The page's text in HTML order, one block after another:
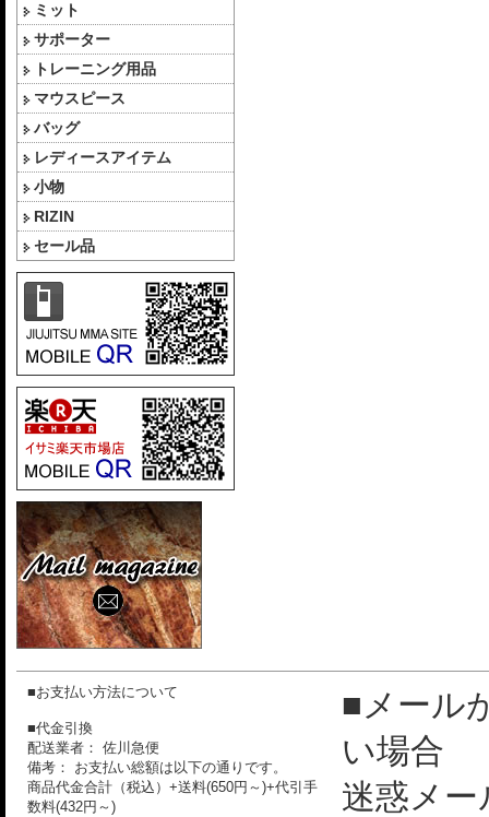
ミット
サポーター
トレーニング用品
マウスピース
バッグ
レディースアイテム
小物
RIZIN
セール品
■お支払い方法について
■代金引換
配送業者： 佐川急便
備考： お支払い総額は以下の通りです。
商品代金合計（税込）+送料(650円～)+代引手
数料(432円～)
■メール
い場合
迷惑メー